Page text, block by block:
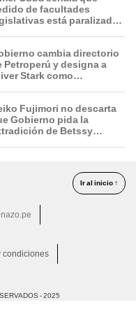
de facultades
está paralizado
cambia directorio
Petroperú y designa a
Stark como
Fujimori no descarta
Gobierno pida la
de Betssy
Ir al inicio ↑
condiciones
- 2025